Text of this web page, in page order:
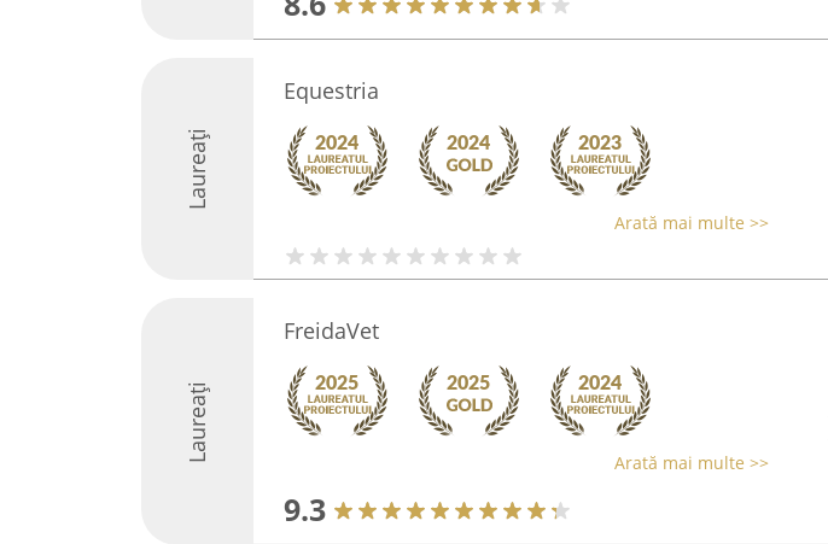
Laureați
Equestria
Arată mai multe >>
Laureați
FreidaVet
Arată mai multe >>
9.3